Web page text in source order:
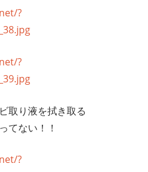
取り液を拭き取る
てない！！